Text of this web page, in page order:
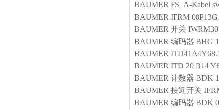
BAUMER FS_A-Kabel
BAUMER IFRM
BAUMER 开关
BAUMER 编码器 BHG
BAUMER
BAUMER ITD 20 B14
BAUMER 计数器 BDK
BAUMER 接近开关
BAUMER 编码器 BDK